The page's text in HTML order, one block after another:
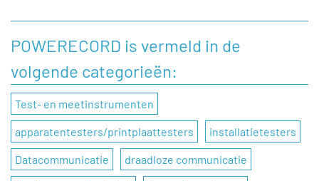
achterlaten aan POWERECORD, dan kunt u dat doen door
onderstaand contactformulier in te vullen.
Naam
Bedrijfsnaam
POWERECORD is vermeld in de
volgende categorieën:
Test- en meetinstrumenten
apparatentesters/printplaattesters installatietesters
Datacommunicatie draadloze communicatie